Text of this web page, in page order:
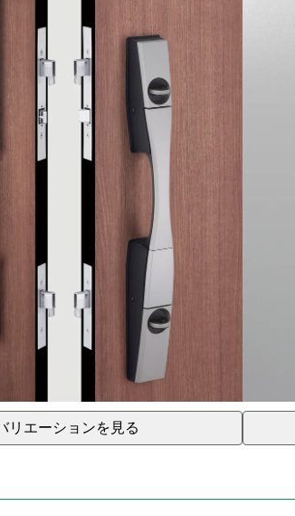
リエーションを見る